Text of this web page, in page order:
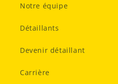
Notre équipe
Détaillants
Devenir détaillant
Carrière